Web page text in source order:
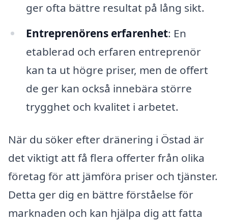
ger ofta bättre resultat på lång sikt.
Entreprenörens erfarenhet: En
etablerad och erfaren entreprenör
kan ta ut högre priser, men de offert
de ger kan också innebära större
trygghet och kvalitet i arbetet.
När du söker efter dränering i Östad är
det viktigt att få flera offerter från olika
företag för att jämföra priser och tjänster.
Detta ger dig en bättre förståelse för
marknaden och kan hjälpa dig att fatta